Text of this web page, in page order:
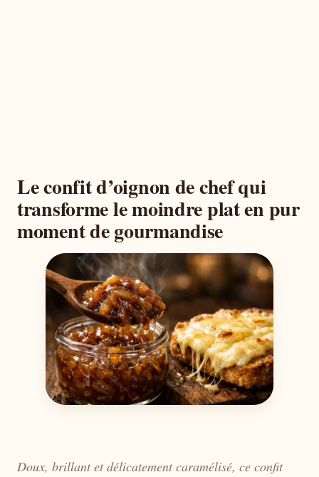
Le confit d’oignon de chef qui
transforme le moindre plat en pur
moment de gourmandise
Doux, brillant et délicatement caramélisé, ce confit